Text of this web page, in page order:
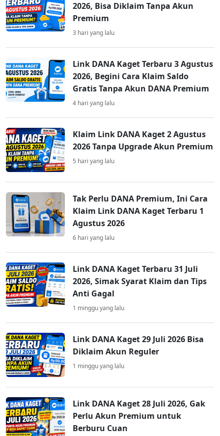
2026, Bisa Diklaim Tanpa Akun
Premium
3 hari yang lalu
Link DANA Kaget Terbaru 3 Agustus
2026, Begini Cara Klaim Saldo
Gratis Tanpa Akun DANA Premium
4 hari yang lalu
Klaim Link DANA Kaget 2 Agustus
2026 Tanpa Upgrade Akun Premium
5 hari yang lalu
Tak Perlu DANA Premium, Ini Cara
Klaim Link DANA Kaget Terbaru 1
Agustus 2026
6 hari yang lalu
Link DANA Kaget Terbaru 31 Juli
2026, Simak Syarat Klaim dan Tips
Anti Gagal
1 minggu yang lalu
Link DANA Kaget 29 Juli 2026 Bisa
Diklaim Akun Reguler
1 minggu yang lalu
Link DANA Kaget 28 Juli 2026, Gak
Perlu Akun Premium untuk
Berburu Cuan